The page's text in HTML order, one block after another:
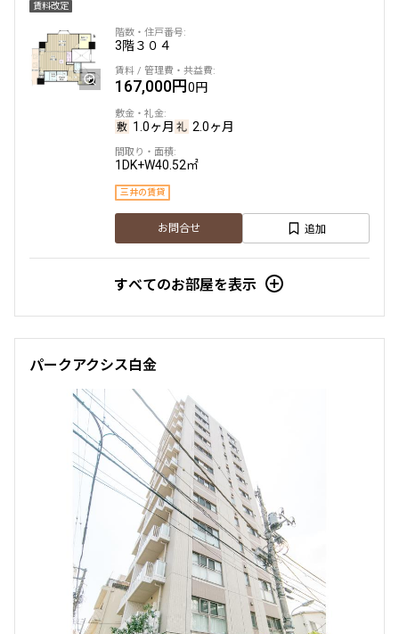
賃料改定
3階３０４
167,000円0円
1.0ヶ月 2.0ヶ月
1DK+W40.52㎡
三井の賃貸
お問合せ 追加
すべてのお部屋を表示
パークアクシス白金